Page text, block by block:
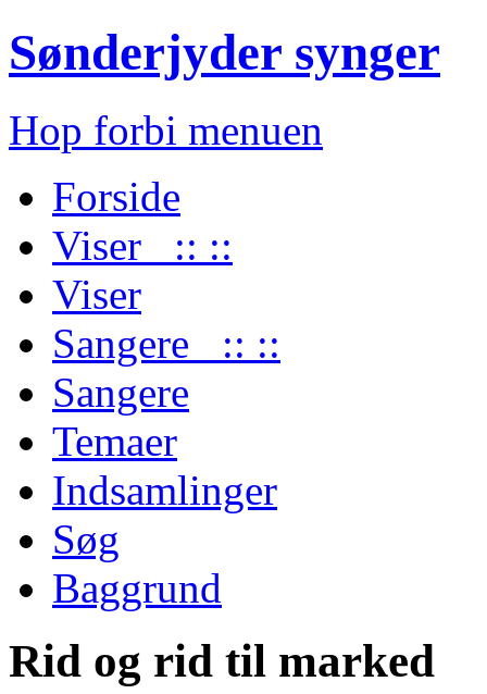
Sønderjyder synger
Hop forbi menuen
Forside
Viser :: ::
Viser
Sangere :: ::
Sangere
Temaer
Indsamlinger
Søg
Baggrund
Rid og rid til marked